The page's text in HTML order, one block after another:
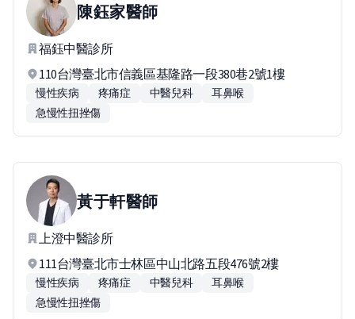
陳鈺家醫師
福鈺中醫診所
110台灣臺北市信義區基隆路一段380巷2號1樓
慢性疾病 疼痛症 中醫兒科
耳鼻喉
急慢性扭挫傷
黃于軒醫師
上澄中醫診所
111台灣臺北市士林區中山北路五段476號2樓
慢性疾病 疼痛症 中醫兒科
耳鼻喉
急慢性扭挫傷